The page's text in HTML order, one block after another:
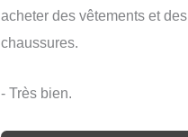
acheter des vêtements et des
chaussures.
- Très bien.